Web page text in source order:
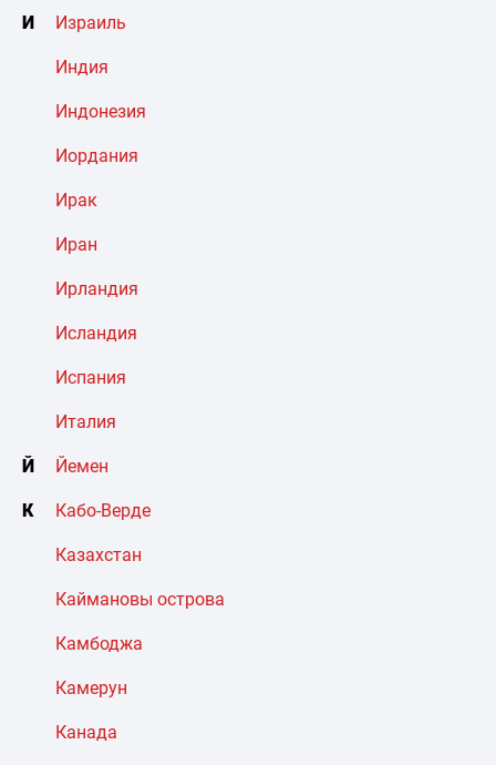
И Израиль
Индия
Индонезия
Иордания
Ирак
Иран
Ирландия
Исландия
Испания
Италия
Й Йемен
К Кабо-Верде
Казахстан
Каймановы острова
Камбоджа
Камерун
Канада